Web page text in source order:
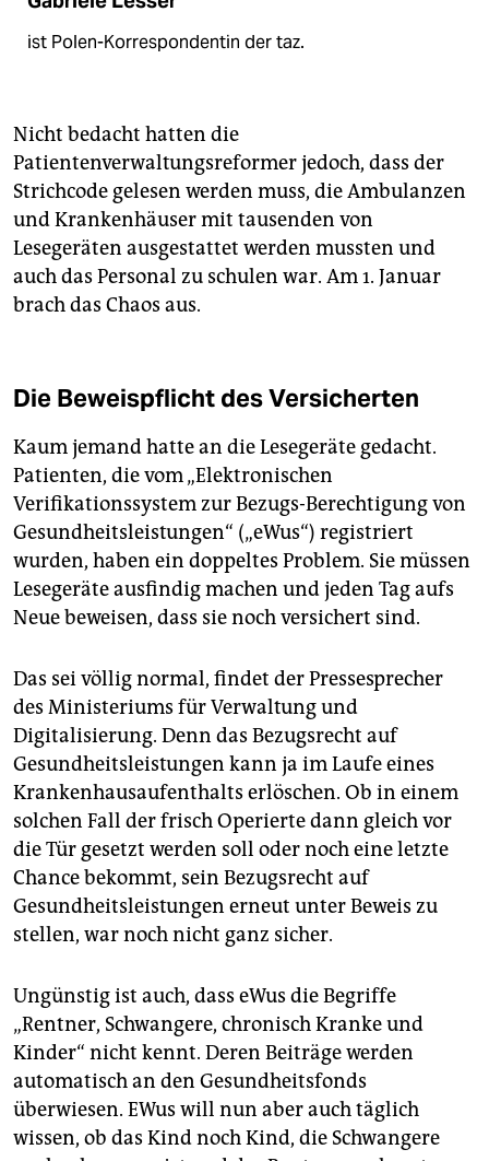
ist Polen-Korrespondentin der taz.
Nicht bedacht hatten die
Patientenverwaltungsreformer jedoch, dass der
Strichcode gelesen werden muss, die Ambulanzen
und Krankenhäuser mit tausenden von
Lesegeräten ausgestattet werden mussten und
auch das Personal zu schulen war. Am 1. Januar
brach das Chaos aus.
Die Beweispflicht des Versicherten
Kaum jemand hatte an die Lesegeräte gedacht.
Patienten, die vom „Elektronischen
Verifikationssystem zur Bezugs-Berechtigung von
Gesundheitsleistungen“ („eWus“) registriert
wurden, haben ein doppeltes Problem. Sie müssen
Lesegeräte ausfindig machen und jeden Tag aufs
Neue beweisen, dass sie noch versichert sind.
Das sei völlig normal, findet der Pressesprecher
des Ministeriums für Verwaltung und
Digitalisierung. Denn das Bezugsrecht auf
Gesundheitsleistungen kann ja im Laufe eines
Krankenhausaufenthalts erlöschen. Ob in einem
solchen Fall der frisch Operierte dann gleich vor
die Tür gesetzt werden soll oder noch eine letzte
Chance bekommt, sein Bezugsrecht auf
Gesundheitsleistungen erneut unter Beweis zu
stellen, war noch nicht ganz sicher.
Ungünstig ist auch, dass eWus die Begriffe
„Rentner, Schwangere, chronisch Kranke und
Kinder“ nicht kennt. Deren Beiträge werden
automatisch an den Gesundheitsfonds
überwiesen. EWus will nun aber auch täglich
wissen, ob das Kind noch Kind, die Schwangere